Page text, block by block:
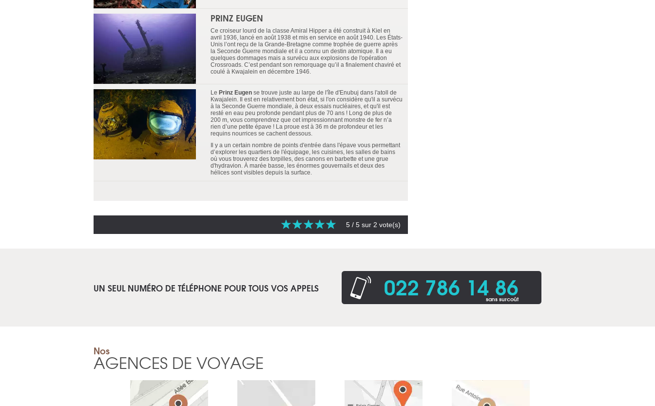
PRINZ EUGEN
Ce croiseur lourd de la classe Amiral Hipper a été construit à Kiel en
avril 1936, lancé en août 1938 et mis en service en août 1940. Les États-
Unis l’ont reçu de la Grande-Bretagne comme trophée de guerre après
la Seconde Guerre mondiale et il a connu un destin atomique. Il a eu
quelques dommages mais a survécu aux explosions de l'opération
Crossroads. C’est pendant son remorquage qu’il a finalement chaviré et
coulé à Kwajalein en décembre 1946.
Le Prinz Eugen se trouve juste au large de l'île d'Enubuj dans l'atoll de
Kwajalein. Il est en relativement bon état, si l'on considère qu'il a survécu
à la Seconde Guerre mondiale, à deux essais nucléaires, et qu'il est
resté en eau peu profonde pendant plus de 70 ans ! Long de plus de
200 m, vous comprendrez que cet impressionnant monstre de fer n’a
rien d’une petite épave ! La proue est à 36 m de profondeur et les
requins nourrices se cachent dessous.
Il y a un certain nombre de points d'entrée dans l'épave vous permettant
d’explorer les quartiers de l'équipage, les cuisines, les salles de bains
où vous trouverez des torpilles, des canons en barbette et une grue
d'hydravion. À marée basse, les énormes gouvernails et deux des
hélices sont visibles depuis la surface.
5 / 5 sur 2 vote(s)
UN SEUL NUMÉRO DE TÉLÉPHONE POUR TOUS VOS APPELS 022 786 14 86
sans surcoût
Nos
AGENCES DE VOYAGE